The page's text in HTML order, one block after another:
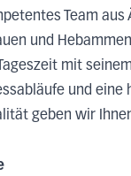
Team aus
und
mit
und eine
geben wir